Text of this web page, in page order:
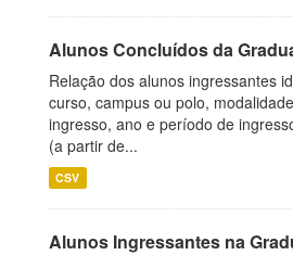
Alunos Concluídos da
Relação dos alunos ingressantes
curso, campus ou polo,
ingresso, ano e período de
(a partir de...
CSV
Alunos Ingressantes na